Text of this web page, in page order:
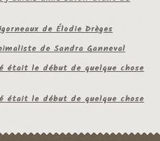
de Élodie Drèges
de Sandra Ganneval
était le début de quelque chose
était le début de quelque chose